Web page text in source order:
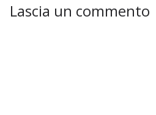
Lascia un commento